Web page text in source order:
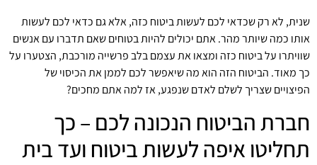
שנית, לא רק שכדאי לכם לעשות ביטוח כזה, אלא גם כדאי לכם לעשות
אותו כמה שיותר מהר. אתם יכולים להיות בטוחים שאם תדברו עם אנשים
שוויתרו על ביטוח כזה ומצאו את עצמם בלב פרשייה מורכבת, הצטערו על
כך מאוד. הביטוח הזה הוא מה שיאפשר לכם לממן את הכיסוי של
הפיצויים שצריך לשלם לאדם שנפגע, אז למה אתם מחכים?
חברת הביטוח הנכונה לכם – כך
תחליטו איפה לעשות ביטוח ועד בית